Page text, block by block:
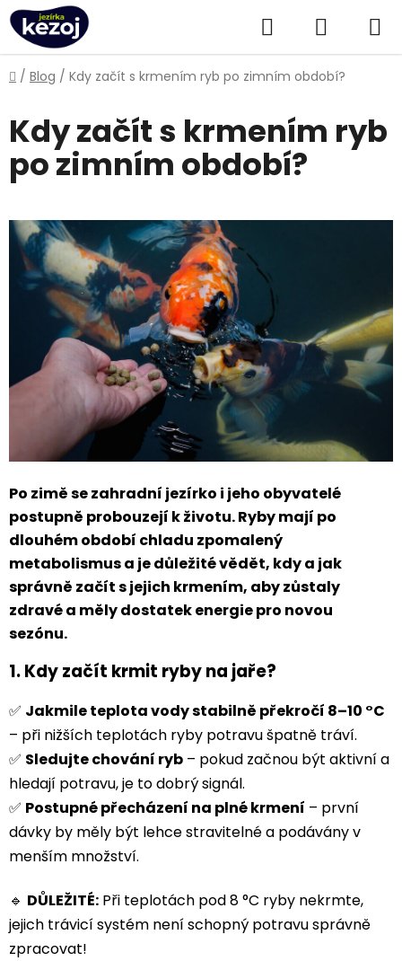
Přejít
na
obsah
Hledat
KOŠÍK
Domů
/ Blog / Kdy začít s krmením ryb po zimním období?
Kdy začít s krmením ryb
po zimním období?
Po zimě se zahradní jezírko i jeho obyvatelé
postupně probouzejí k životu. Ryby mají po
dlouhém období chladu zpomalený
metabolismus a je důležité vědět, kdy a jak
správně začít s jejich krmením, aby zůstaly
zdravé a měly dostatek energie pro novou
sezónu.
1.Kdy začít krmit ryby na jaře?
✅ Jakmile teplota vody stabilně překročí 8–10 °C
– při nižších teplotách ryby potravu špatně tráví.
✅ Sledujte chování ryb – pokud začnou být aktivní a
hledají potravu, je to dobrý signál.
✅ Postupné přecházení na plné krmení – první
dávky by měly být lehce stravitelné a podávány v
menším množství.
🔹 DŮLEŽITÉ: Při teplotách pod 8 °C ryby nekrmte,
jejich trávicí systém není schopný potravu správně
zpracovat!